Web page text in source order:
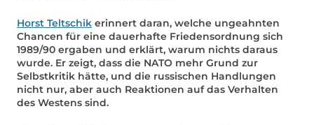
Horst Teltschik erinnert daran, welche ungeahnten
Chancen für eine dauerhafte Friedensordnung sich
1989/90 ergaben und erklärt, warum nichts daraus
wurde. Er zeigt, dass die NATO mehr Grund zur
Selbstkritik hätte, und die russischen Handlungen
nicht nur, aber auch Reaktionen auf das Verhalten
des Westens sind.